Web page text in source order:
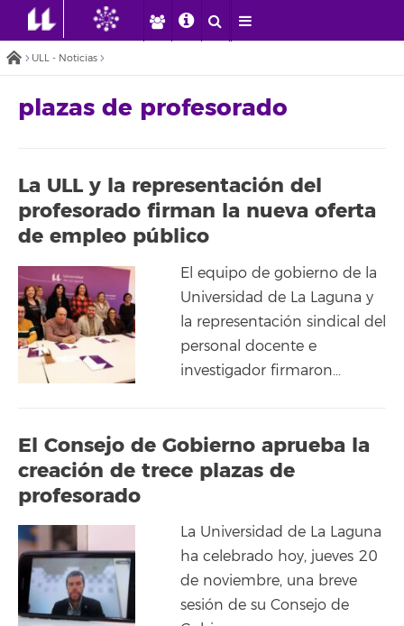
ULL - Noticias
plazas de profesorado
La ULL y la representación del
profesorado firman la nueva oferta
de empleo público
El equipo de gobierno de la
Universidad de La Laguna y
la representación sindical del
personal docente e
investigador firmaron…
El Consejo de Gobierno aprueba la
creación de trece plazas de
profesorado
La Universidad de La Laguna
ha celebrado hoy, jueves 20
de noviembre, una breve
sesión de su Consejo de